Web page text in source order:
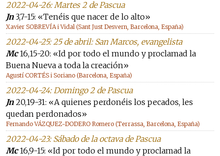
2022-04-26: Martes 2 de Pascua
Jn3,7-15: «Tenéis que nacer de lo alto»
Xavier SOBREVÍA i Vidal (Sant Just Desvern, Barcelona, España)
2022-04-25: 25 de abril: San Marcos, evangelista
Mc16,15-20: «Id por todo el mundo y proclamad la
Buena Nueva a toda la creación»
Agustí CORTÉS i Soriano (Barcelona, España)
2022-04-24: Domingo 2 de Pascua
Jn20,19-31: «A quienes perdonéis los pecados, les
quedan perdonados»
Fernando VÁZQUEZ-DODERO Romero (Terrassa, Barcelona, España)
2022-04-23: Sábado de la octava de Pascua
Mc16,9-15: «Id por todo el mundo y proclamad la